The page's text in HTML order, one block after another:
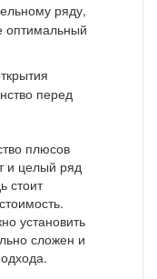
ряду,
оптимальный
перед
плюсов
и целый ряд
стоит
установить
сложен и